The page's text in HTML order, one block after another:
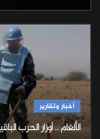
أخبار وتقارير
الألغام .. أوزار الحرب